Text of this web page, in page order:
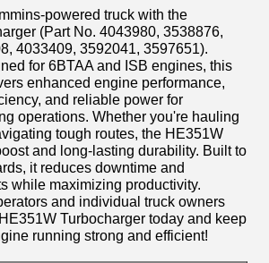
powered truck with the
(Part No. 4043980, 3538876,
4033409, 3592041, 3597651).
for 6BTAA and ISB engines, this
enhanced engine performance,
and reliable power for
operations. Whether you're hauling
tough routes, the HE351W
and long-lasting durability. Built to
it reduces downtime and
while maximizing productivity.
and individual truck owners
Turbocharger today and keep
running strong and efficient!